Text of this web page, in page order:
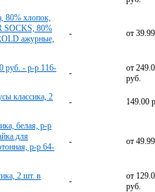
80% хлопок,
SOCKS, 80%
ажурные,
- от
руб. - р-р 116-
-
от
руб.
классика, 2
- 149.00
белая, р-р
для
р-р 64-
- от
2 шт. в
-
от
руб.